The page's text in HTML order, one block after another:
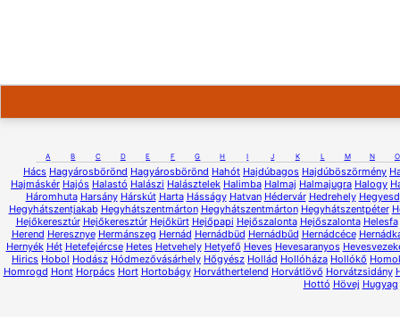
A B C D E F G H I J K L M N O
Hács Hagyárosbörönd Hagyárosbörönd Hahót Hajdúbagos Hajdúböszörmény
Hajmáskér Hajós Halastó Halászi Halásztelek Halimba Halmaj Halmajugra Halogy
Háromhuta Harsány Hárskút Harta Hásságy Hatvan Hédervár Hedrehely Hegyesd
Hegyhátszentjakab Hegyhátszentmárton Hegyhátszentmárton Hegyhátszentpéter
Hejőkeresztúr Hejőkeresztúr Hejőkürt Hejőpapi Hejőszalonta Hejőszalonta Helesfa
Herend Heresznye Hermánszeg Hernád Hernádbüd Hernádbűd Hernádcéce
Hernyék Hét Hetefejércse Hetes Hetvehely Hetyefő Heves Hevesaranyos
Hirics Hobol Hodász Hódmezővásárhely Hőgyész Hollád Hollóháza Hollókő
Homrogd Hont Horpács Hort Hortobágy Horváthertelend Horvátlövő Horvátzsidány
Hottó Hövej Hugyag